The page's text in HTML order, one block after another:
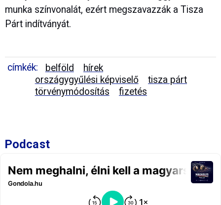
munka színvonalát, ezért megszavazzák a Tisza
Párt indítványát.
címkék: belföld
hírek
országygyűlési képviselő
tisza párt
törvénymódosítás
fizetés
Podcast